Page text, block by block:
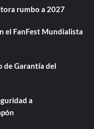
rumbo a 2027
el FanFest Mundialista
de Garantía del
a